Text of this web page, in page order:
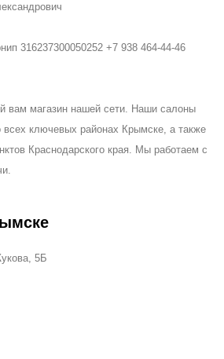
316237300050252 +7 938 464-44-46
вам магазин нашей сети. Наши салоны
ключевых районах Крымске, а также
Краснодарского края. Мы работаем с
5Б